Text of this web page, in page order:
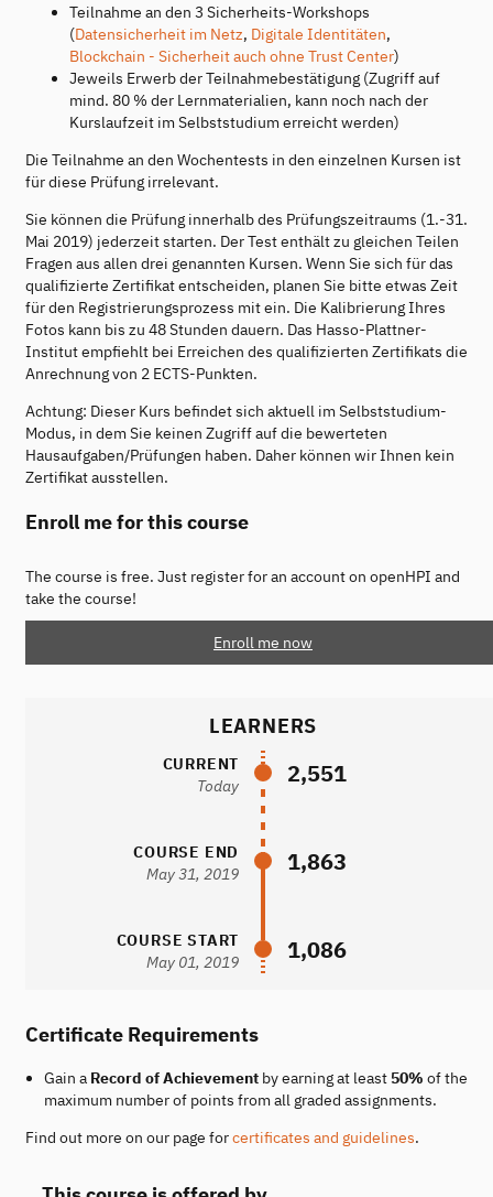
Teilnahme an den 3 Sicherheits-Workshops
(Datensicherheit im Netz, Digitale Identitäten,
Blockchain - Sicherheit auch ohne Trust Center)
Jeweils Erwerb der Teilnahmebestätigung (Zugriff auf
mind. 80 % der Lernmaterialien, kann noch nach der
Kurslaufzeit im Selbststudium erreicht werden)
Die Teilnahme an den Wochentests in den einzelnen Kursen ist
für diese Prüfung irrelevant.
Sie können die Prüfung innerhalb des Prüfungszeitraums (1.-31.
Mai 2019) jederzeit starten. Der Test enthält zu gleichen Teilen
Fragen aus allen drei genannten Kursen. Wenn Sie sich für das
qualifizierte Zertifikat entscheiden, planen Sie bitte etwas Zeit
für den Registrierungsprozess mit ein. Die Kalibrierung Ihres
Fotos kann bis zu 48 Stunden dauern. Das Hasso-Plattner-
Institut empfiehlt bei Erreichen des qualifizierten Zertifikats die
Anrechnung von 2 ECTS-Punkten.
Achtung: Dieser Kurs befindet sich aktuell im Selbststudium-
Modus, in dem Sie keinen Zugriff auf die bewerteten
Hausaufgaben/Prüfungen haben. Daher können wir Ihnen kein
Zertifikat ausstellen.
Enroll me for this course
The course is free. Just register for an account on openHPI and
take the course!
Enroll me now
LEARNERS
CURRENT
Today
2,551
COURSE END
May 31, 2019
1,863
COURSE START
May 01, 2019
1,086
Certificate Requirements
Gain a Record of Achievementby earning at least 50% of the
maximum number of points from all graded assignments.
Find out more on our page forcertificates and guidelines.